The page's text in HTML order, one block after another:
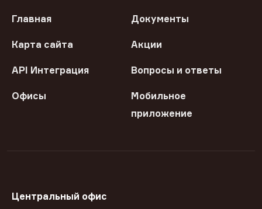
Главная Документы
Карта сайта Акции
API Интеграция Вопросы и ответы
Офисы
Мобильное
приложение
Центральный офис